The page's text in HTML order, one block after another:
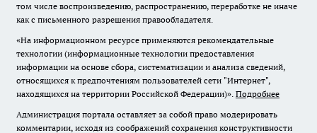
том числе воспроизведению, распространению, переработке не иначе
как с письменного разрешения правообладателя.
«На информационном ресурсе применяются рекомендательные
технологии (информационные технологии предоставления
информации на основе сбора, систематизации и анализа сведений,
относящихся к предпочтениям пользователей сети "Интернет",
находящихся на территории Российской Федерации)». Подробнее
Администрация портала оставляет за собой право модерировать
комментарии, исходя из соображений сохранения конструктивности